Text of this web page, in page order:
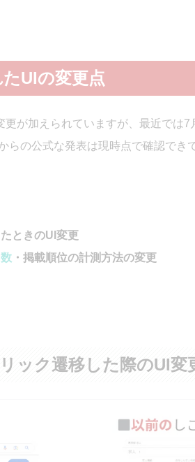
UIの変更点
が加えられていますが、最近では
らの公式な発表は現時点で確認でき
ときのUI変更
・掲載順位の計測方法の変更
ック遷移した際のUI変